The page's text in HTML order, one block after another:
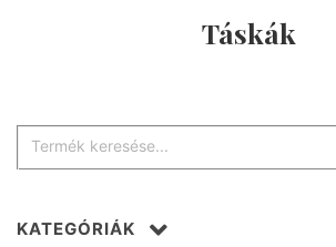
Táskák
KATEGÓRIÁK